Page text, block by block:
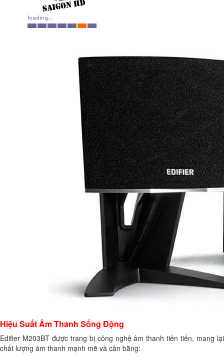
Hiệu Suất Âm Thanh Sống Động
Edifier M203BT được trang bị công nghệ âm thanh tiên tiến, mang lại
chất lượng âm thanh mạnh mẽ và cân bằng: